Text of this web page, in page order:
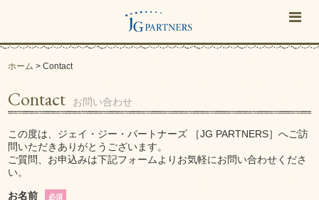
ホーム >Contact
Contact お問い合わせ
この度は、ジェイ・ジー・パートナーズ ［JG PARTNERS］へご訪
問いただきありがとうございます。
ご質問、お申込みは下記フォームよりお気軽にお問い合わせくださ
い。
お名前 必須